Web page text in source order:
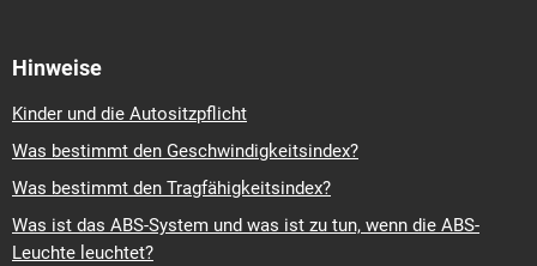
Hinweise
Kinder und die Autositzpflicht
Was bestimmt den Geschwindigkeitsindex?
Was bestimmt den Tragfähigkeitsindex?
Was ist das ABS-System und was ist zu tun, wenn die ABS-
Leuchte leuchtet?